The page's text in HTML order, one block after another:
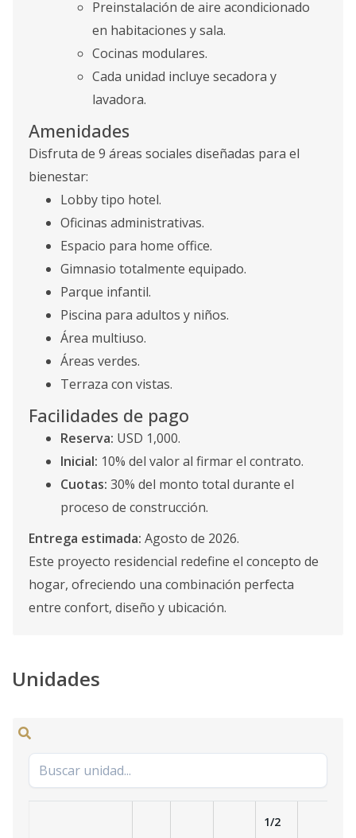
Preinstalación de aire acondicionado
en habitaciones y sala.
Cocinas modulares.
Cada unidad incluye secadora y
lavadora.
Amenidades
Disfruta de 9 áreas sociales diseñadas para el
bienestar:
Lobby tipo hotel.
Oficinas administrativas.
Espacio para home office.
Gimnasio totalmente equipado.
Parque infantil.
Piscina para adultos y niños.
Área multiuso.
Áreas verdes.
Terraza con vistas.
Facilidades de pago
Reserva: USD 1,000.
Inicial: 10% del valor al firmar el contrato.
Cuotas: 30% del monto total durante el
proceso de construcción.
Entrega estimada: Agosto de 2026.
Este proyecto residencial redefine el concepto de
hogar, ofreciendo una combinación perfecta
entre confort, diseño y ubicación.
Unidades
1/2